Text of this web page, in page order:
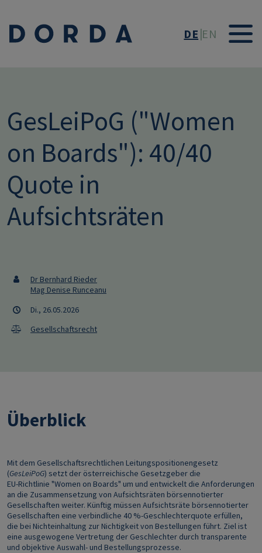
DE EN
GesLeiPoG ("Women
on Boards"): 40/40
Quote in
Aufsichtsräten
Dr Bernhard Rieder
Mag Denise Runceanu
Di., 26.05.2026
Gesellschaftsrecht
Überblick
Mit dem Gesellschaftsrechtlichen Leitungspositionengesetz
(GesLeiPoG) setzt der österreichische Gesetzgeber die
EU‑Richtlinie "Women on Boards" um und entwickelt die Anforderungen
an die Zusammensetzung von Aufsichtsräten börsennotierter
Gesellschaften weiter. Künftig müssen Aufsichtsräte börsennotierter
Gesellschaften eine verbindliche 40 %-Geschlechterquote erfüllen,
die bei Nichteinhaltung zur Nichtigkeit von Bestellungen führt. Ziel ist
eine ausgewogene Vertretung der Geschlechter durch transparente
und objektive Auswahl‑ und Bestellungsprozesse.